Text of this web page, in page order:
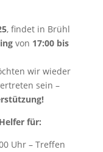
, findet in Brühl
von 17:00 bis
wir wieder
sein –
für:
Uhr – Treffen